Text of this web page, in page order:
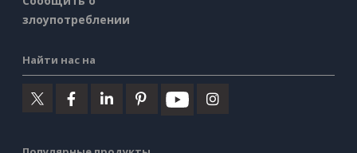
злоупотреблении
Найти нас на